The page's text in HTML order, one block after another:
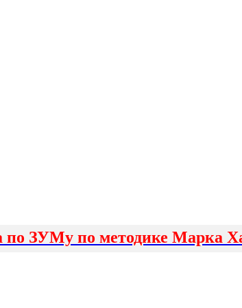
по ЗУМу по методике Марка